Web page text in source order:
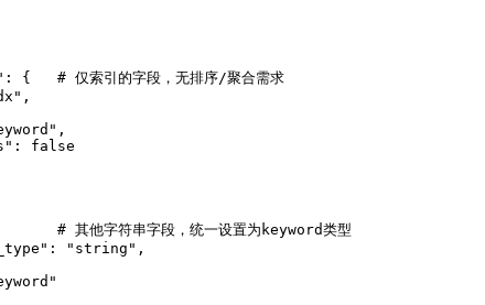
# 仅索引的字段，无排序/聚合需求
false
# 其他字符串字段，统一设置为keyword类型
"string",